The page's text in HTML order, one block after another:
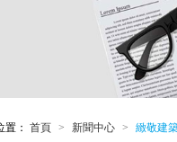
置： 首頁 > 新聞中心 > 緻敬建